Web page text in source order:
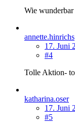
Wie
annette.hinrichs
17. Juni
#4
Tolle Aktion-
katharina.oser
17. Juni
#5